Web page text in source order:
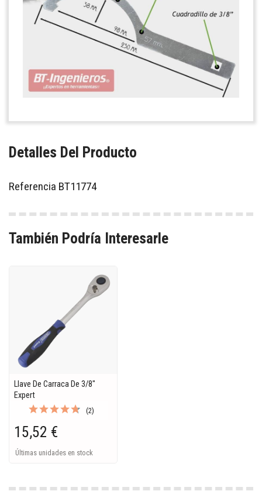
Detalles Del Producto
Referencia BT11774
También Podría Interesarle
Llave De Carraca De 3/8"
Expert
(2)
15,52 €
Últimas unidades en stock